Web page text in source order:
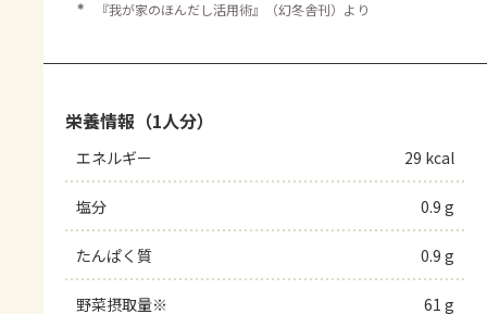
＊ 『我が家のほんだし活用術』（幻冬舎刊）より
栄養情報（1人分）
エネルギー 29 kcal
塩分 0.9 g
たんぱく質 0.9 g
野菜摂取量※ 61 g